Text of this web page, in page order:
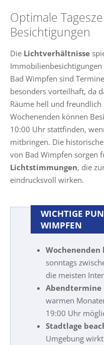
Optimale
Besichtigungen
Die Lichtverhältnisse
Immobilienbesichtigungen
Bad Wimpfen sind
besonders vorteilhaft, da
Räume hell und freundlich
Wochenenden können
10:00 Uhr stattfinden,
mitbringen. Die
von Bad Wimpfen sorgen
Lichtstimmungen, die
eindrucksvoll wirken.
WICHTIGE
WIMPFEN
Wochenenden
sonntags
die meisten
Abendtermine
warmen
19:00 Uhr
Stadtlage
Umgebung